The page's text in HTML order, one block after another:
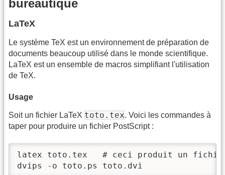
bureautique
LaTeX
Le système TeX est un environnement de préparation de
documents beaucoup utilisé dans le monde scientifique.
LaTeX est un ensemble de macros simplifiant l'utilisation
de TeX.
Usage
Soit un fichier LaTeX toto.tex. Voici les commandes à
taper pour produire un fichier PostScript :
latex toto.tex   # ceci produit un
dvips -o toto.ps toto.dvi